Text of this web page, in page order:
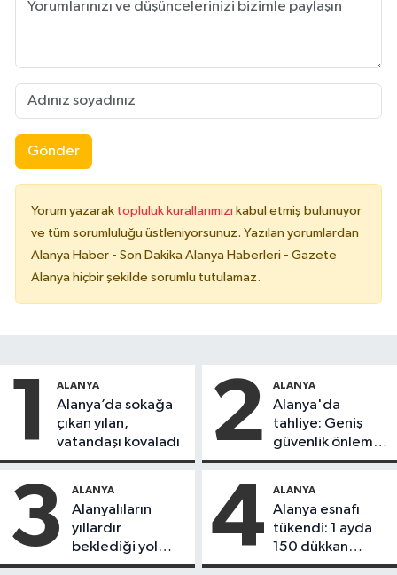
Gönder
Yorum yazarak topluluk kurallarımızı kabul etmiş bulunuyor
ve tüm sorumluluğu üstleniyorsunuz. Yazılan yorumlardan
Alanya Haber - Son Dakika Alanya Haberleri - Gazete
Alanya hiçbir şekilde sorumlu tutulamaz.
1 ALANYA
Alanya’da sokağa
çıkan yılan,
vatandaşı kovaladı
2 ALANYA
Alanya'da
tahliye: Geniş
güvenlik önlemi
alındı
3 ALANYA
Alanyalıların
yıllardır
beklediği yol
askıdan döndü
4 ALANYA
Alanya esnafı
tükendi: 1 ayda
150 dükkan
kapandı